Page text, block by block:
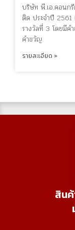
บริษัท พี.เอ.คอนก
ติด ประจำปี 2561
รางวัลที่ 3 โดยมี
คำขวัญ
รายละเอียด »
สิน